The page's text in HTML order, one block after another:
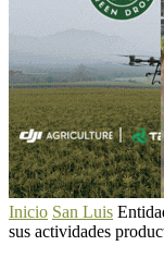
Inicio San Luis
sus actividades